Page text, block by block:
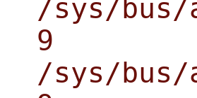
/sys/bus/
9
/sys/bus/